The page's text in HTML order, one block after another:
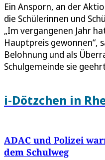
Ein Ansporn, an der
die Schülerinnen und
„Im vergangenen Jahr
Hauptpreis gewonnen“,
Belohnung und als
Schulgemeinde sie
i-Dötzchen in
ADAC und Polizei
dem Schulweg